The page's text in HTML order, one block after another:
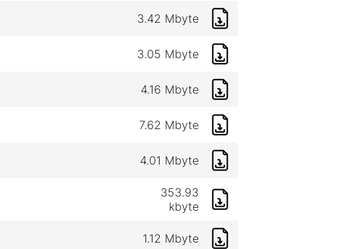
3.42 Mbyte
3.05 Mbyte
4.16 Mbyte
7.62 Mbyte
4.01 Mbyte
353.93
kbyte
1.12 Mbyte